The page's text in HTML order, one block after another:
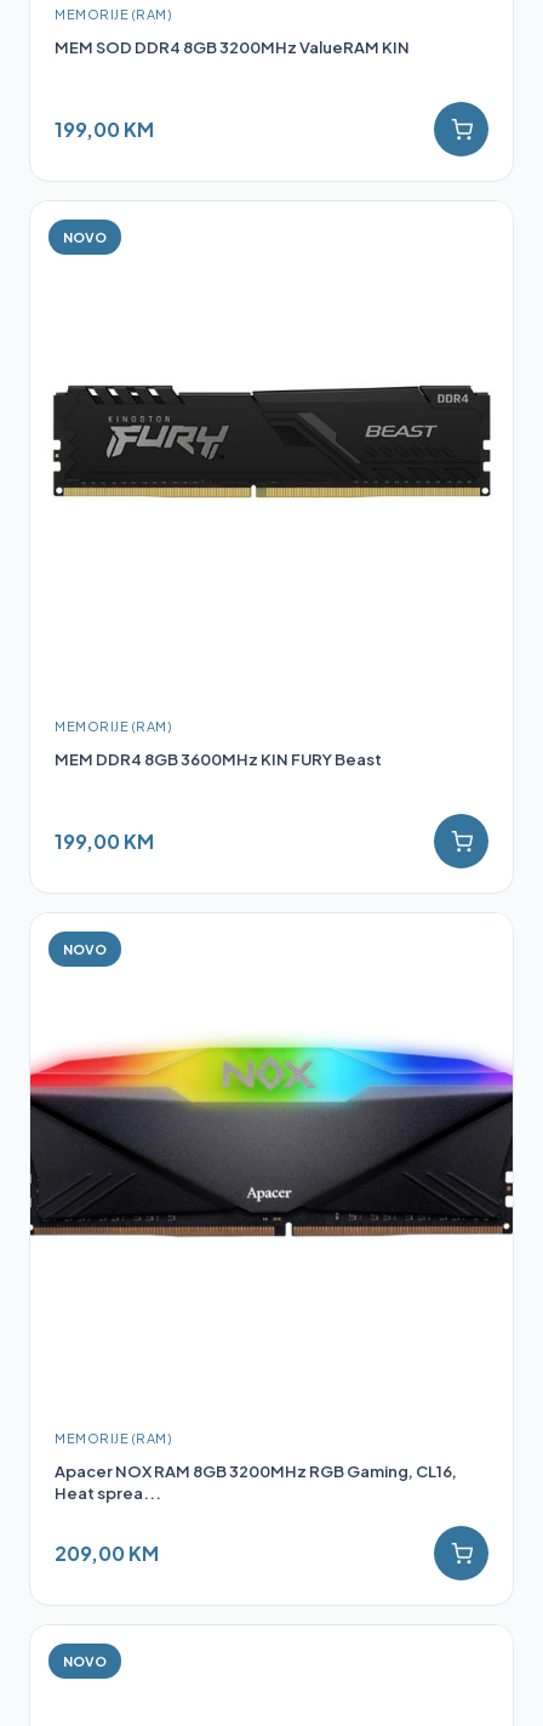
MEMORIJE (RAM)
MEM SOD DDR4 8GB 3200MHz ValueRAM KIN
199,00 KM
NOVO
MEMORIJE (RAM)
MEM DDR4 8GB 3600MHz KIN FURY Beast
199,00 KM
NOVO
MEMORIJE (RAM)
Apacer NOX RAM 8GB 3200MHz RGB Gaming, CL16,
Heat sprea...
209,00 KM
NOVO